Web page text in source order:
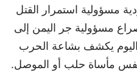
مسؤولية استمرار القتل
مسؤولية جر اليمن إلى
اليوم يكشف بشاعة الحرب
مأساة حلب أو الموصل.